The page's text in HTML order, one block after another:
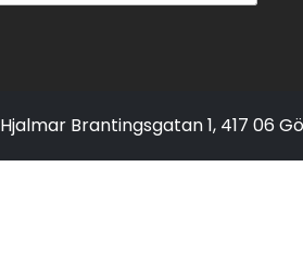
Hjalmar Brantingsgatan 1, 417 06